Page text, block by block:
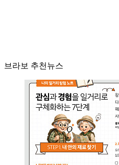
브라보 추천뉴스